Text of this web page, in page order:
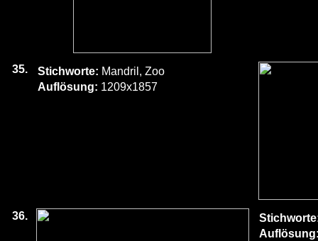
35. Stichworte: Mandril, Zoo
Auflösung: 1209x1857
36.